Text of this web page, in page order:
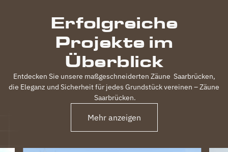
elektrischem
Einfahrtstor
und 2
Gartentüren,
waren
120m
Zaun in 3
nicht ganz
Erfolgreiche
Projekte im
Überblick
Entdecken Sie unsere maßgeschneiderten Zäune Saarbrücken,
die Eleganz und Sicherheit für jedes Grundstück vereinen – Zäune
Saarbrücken.
Mehr anzeigen